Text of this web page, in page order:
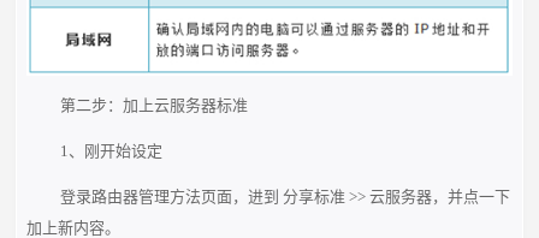
第二步：加上云服务器标准
1、刚开始设定
登录路由器管理方法页面，进到 分享标准 >> 云服务器，并点一下
加上新内容。